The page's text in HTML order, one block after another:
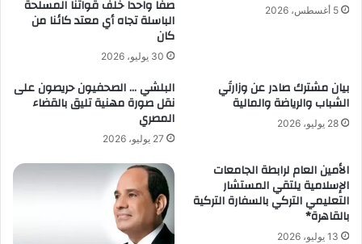
5 أغسطس، 2026 صفا واحدا خلف قواتنا المسلحة
الباسلة تجاه أي معتد كائنا من
كان
30 يوليو، 2026
بيان مشترك صادر عن وزارتَي
الشباب والرياضة والمالية
28 يوليو، 2026
البلشي … الصحفيون حريصون على
نقل صورة مهنية تليق بالقضاء
المصري
27 يوليو، 2026
الأمين العام لرابطة الجامعات
الإسلامية يلتقي المستشار
التعليمي التركي بالسفارة التركية
بالقاهرة*
13 يوليو، 2026